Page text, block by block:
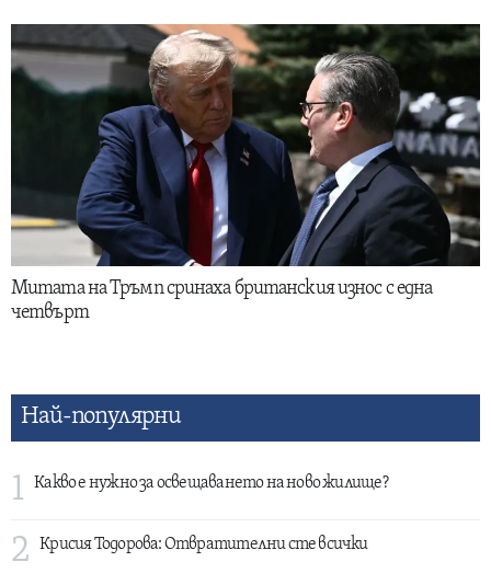
Митата на Тръмп сринаха британския износ с една
четвърт
Най-популярни
1 Какво е нужно за освещаването на ново жилище?
2 Крисия Тодорова: Отвратителни сте всички